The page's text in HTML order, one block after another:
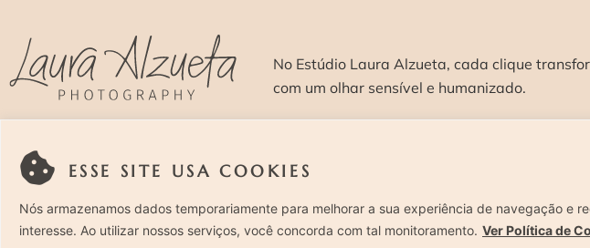
ESSE SITE USA COOKIES
Nós armazenamos dados temporariamente para melhorar a sua experiência de navegação e
interesse. Ao utilizar nossos serviços, você concorda com tal monitoramento. Ver Política de
No Estúdio Laura Alzueta, cada clique
com um olhar sensível e humanizado.
SOBRE >